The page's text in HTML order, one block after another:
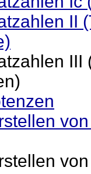
II
III